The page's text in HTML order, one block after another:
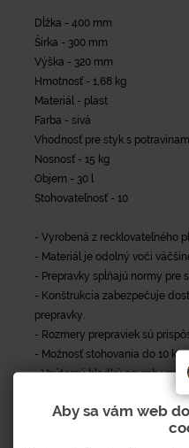
Dĺžka - 400 mm
Šírka - 300 mm
Výška - 320 mm
Hmotnosť - 1,68 kg
Materiál - plast
Farba - sivá
Vhodnosť pre styk s
Nosnosť - 15 kg
Objem - 30 l
Stohovateľnosť - 10
- Vyrobená z recklovateľného
- Materiál je odolný voči
- Prepravky spĺňajú normy pre
- Konštrukcia zabezpečuje
prepravky.
- Rozmery prepraviek sú
- Možnosť stohovania do 10 ks
- Vnútorný hladký povrch
Aby sa vám web